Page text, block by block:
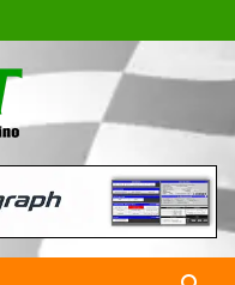
Revista
en